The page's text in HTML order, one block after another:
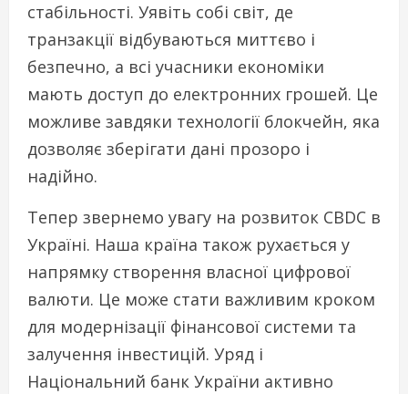
стабільності. Уявіть собі світ, де
транзакції відбуваються миттєво і
безпечно, а всі учасники економіки
мають доступ до електронних грошей. Це
можливе завдяки технології блокчейн, яка
дозволяє зберігати дані прозоро і
надійно.
Тепер звернемо увагу на розвиток CBDC в
Україні. Наша країна також рухається у
напрямку створення власної цифрової
валюти. Це може стати важливим кроком
для модернізації фінансової системи та
залучення інвестицій. Уряд і
Національний банк України активно